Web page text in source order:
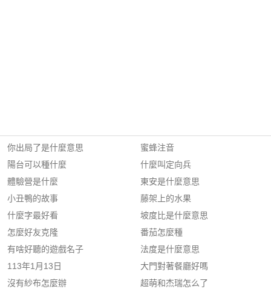
你出局了是什麼意思
陽台可以種什麼
體驗營是什麼
小丑鴨的故事
什麼字最好看
怎麼好友克隆
有啥好聽的遊戲名子
113年1月13日
沒有紗布怎麼辦
蜜蜂注音
什麼叫定向兵
東安是什麼意思
藤架上的水果
坡度比是什麼意思
番茄怎麼種
法度是什麼意思
大門對著餐廳好嗎
超萌和杰瑞怎么了